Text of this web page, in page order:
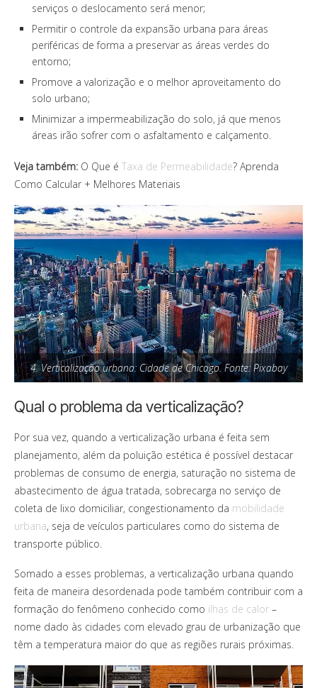
serviços o deslocamento será menor;
Permitir o controle da expansão urbana para áreas
periféricas de forma a preservar as áreas verdes do
entorno;
Promove a valorização e o melhor aproveitamento do
solo urbano;
Minimizar a impermeabilização do solo, já que menos
áreas irão sofrer com o asfaltamento e calçamento.
Veja também: O Que é Taxa de Permeabilidade? Aprenda
Como Calcular + Melhores Materiais
4. Verticalização urbana: Cidade de Chicago. Fonte: Pixabay
Qual o problema da verticalização?
Por sua vez, quando a verticalização urbana é feita sem
planejamento, além da poluição estética é possível destacar
problemas de consumo de energia, saturação no sistema de
abastecimento de água tratada, sobrecarga no serviço de
coleta de lixo domiciliar, congestionamento da mobilidade
urbana, seja de veículos particulares como do sistema de
transporte público.
Somado a esses problemas, a verticalização urbana quando
feita de maneira desordenada pode também contribuir com a
formação do fenômeno conhecido como ilhas de calor –
nome dado às cidades com elevado grau de urbanização que
têm a temperatura maior do que as regiões rurais próximas.